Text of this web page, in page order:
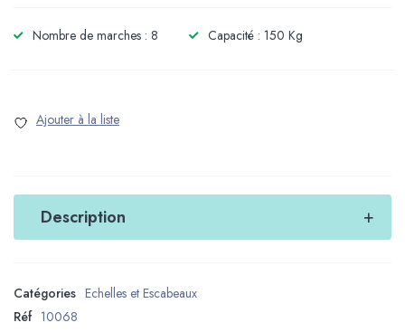
Nombre de marches : 8 Capacité : 150 Kg
Description
Catégories Echelles et Escabeaux
Réf 10068